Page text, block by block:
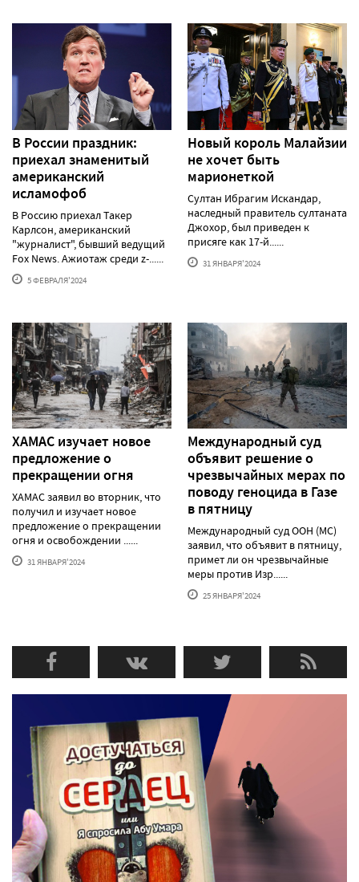
В России праздник:
приехал знаменитый
американский
исламофоб
В Россию приехал Такер
Карлсон, американский
"журналист", бывший ведущий
Fox News. Ажиотаж среди z-......
5 ФЕВРАЛЯ'2024
Новый король Малайзии
не хочет быть
марионеткой
Султан Ибрагим Искандар,
наследный правитель султаната
Джохор, был приведен к
присяге как 17-й......
31 ЯНВАРЯ'2024
ХАМАС изучает новое
предложение о
прекращении огня
ХАМАС заявил во вторник, что
получил и изучает новое
предложение о прекращении
огня и освобождении ......
31 ЯНВАРЯ'2024
Международный суд
объявит решение о
чрезвычайных мерах по
поводу геноцида в Газе
в пятницу
Международный суд ООН (МС)
заявил, что объявит в пятницу,
примет ли он чрезвычайные
меры против Изр......
25 ЯНВАРЯ'2024